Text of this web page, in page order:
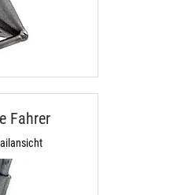
Fahrer